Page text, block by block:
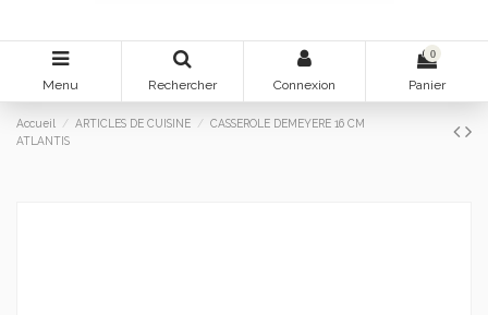
Menu Rechercher Connexion
0
Panier
Accueil ARTICLES DE CUISINE
CASSEROLE DEMEYERE 16 CM
ATLANTIS